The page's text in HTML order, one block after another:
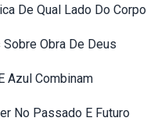
De Qual Lado Do Corpo
Obra De Deus
Azul Combinam
No Passado E Futuro